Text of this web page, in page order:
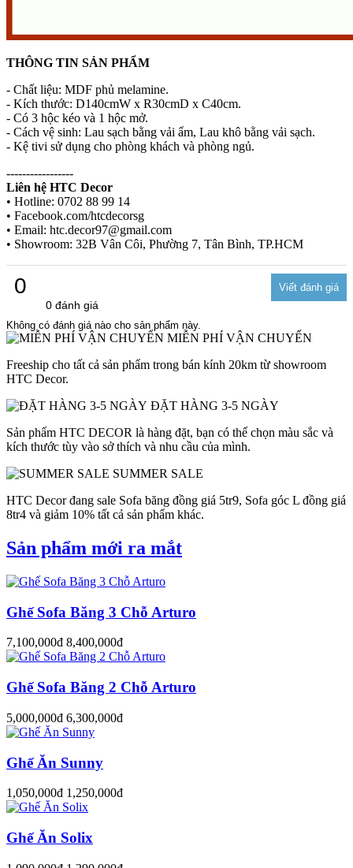
THÔNG TIN SẢN PHẨM
- Chất liệu: MDF phủ melamine.
- Kích thước: D140cmW x R30cmD x C40cm.
- Có 3 hộc kéo và 1 hộc mở.
- Cách vệ sinh: Lau sạch bằng vải ẩm, Lau khô bằng vải sạch.
- Kệ tivi sử dụng cho phòng khách và phòng ngủ.
-----------------
Liên hệ HTC Decor
• Hotline: 0702 88 99 14
• Facebook.com/htcdecorsg
• Email: htc.decor97@gmail.com
• Showroom: 32B Vân Côi, Phường 7, Tân Bình, TP.HCM
0
0 đánh giá
Không có đánh giá nào cho sản phẩm này.
MIỄN PHÍ VẬN CHUYỂN
Freeship cho tất cả sản phẩm trong bán kính 20km từ showroom
HTC Decor.
ĐẶT HÀNG 3-5 NGÀY
Sản phẩm HTC DECOR là hàng đặt, bạn có thể chọn màu sắc và
kích thước tùy vào sở thích và nhu cầu của mình.
SUMMER SALE
HTC Decor đang sale Sofa băng đồng giá 5tr9, Sofa góc L đồng giá
8tr4 và giảm 10% tất cả sản phẩm khác.
Sản phẩm mới ra mắt
Ghế Sofa Băng 3 Chỗ Arturo
7,100,000đ 8,400,000đ
Ghế Sofa Băng 2 Chỗ Arturo
5,000,000đ 6,300,000đ
Ghế Ăn Sunny
1,050,000đ 1,250,000đ
Ghế Ăn Solix